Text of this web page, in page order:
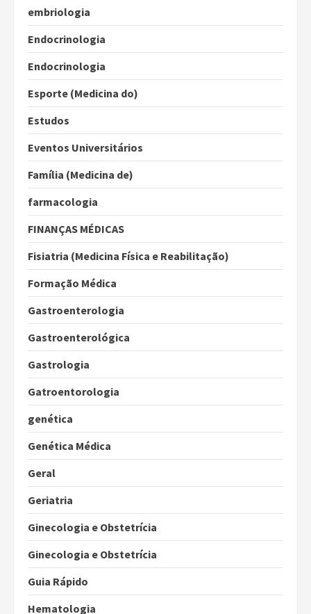
embriologia
Endocrinologia
Endocrinologia
Esporte (Medicina do)
Estudos
Eventos Universitários
Família (Medicina de)
farmacologia
FINANÇAS MÉDICAS
Fisiatria (Medicina Física e Reabilitação)
Formação Médica
Gastroenterologia
Gastroenterológica
Gastrologia
Gatroentorologia
genética
Genética Médica
Geral
Geriatria
Ginecologia e Obstetrícia
Ginecologia e Obstetrícia
Guia Rápido
Hematologia